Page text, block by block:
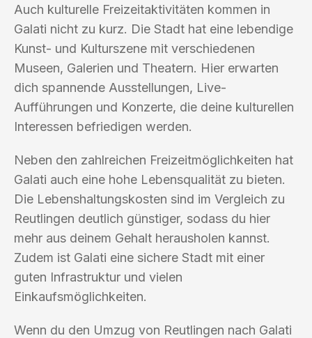
Auch kulturelle Freizeitaktivitäten kommen in
Galati nicht zu kurz. Die Stadt hat eine lebendige
Kunst- und Kulturszene mit verschiedenen
Museen, Galerien und Theatern. Hier erwarten
dich spannende Ausstellungen, Live-
Aufführungen und Konzerte, die deine kulturellen
Interessen befriedigen werden.
Neben den zahlreichen Freizeitmöglichkeiten hat
Galati auch eine hohe Lebensqualität zu bieten.
Die Lebenshaltungskosten sind im Vergleich zu
Reutlingen deutlich günstiger, sodass du hier
mehr aus deinem Gehalt herausholen kannst.
Zudem ist Galati eine sichere Stadt mit einer
guten Infrastruktur und vielen
Einkaufsmöglichkeiten.
Wenn du den Umzug von Reutlingen nach Galati